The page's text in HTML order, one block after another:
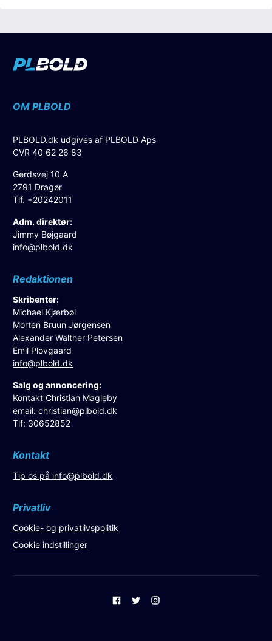
OM PLBOLD
PLBOLD.dk udgives af PLBOLD Aps
CVR 40 62 26 83
Gerdsvej 10 A
2791 Dragør
Tlf. +20242011
Adm. direktør:
Jimmy Bøjgaard
info@plbold.dk
Redaktionen
Skribenter:
Michael Kjærbøl
Morten Bruun Jørgensen
Alexander Walther Petersen
Emil Plovgaard
info@plbold.dk
Salg og annoncering:
Kontakt Christian Magleby
email:christian@plbold.dk
Tlf: 30652852
Kontakt
Tip os på info@plbold.dk
Privatliv
Cookie- og privatlivspolitik
Cookie indstillinger